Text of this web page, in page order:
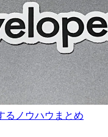
るノウハウまとめ